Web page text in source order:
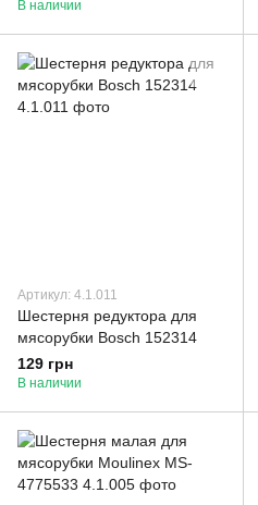
В наличии
Артикул: 4.1.011
Шестерня редуктора для
мясорубки Bosch 152314
129 грн
В наличии